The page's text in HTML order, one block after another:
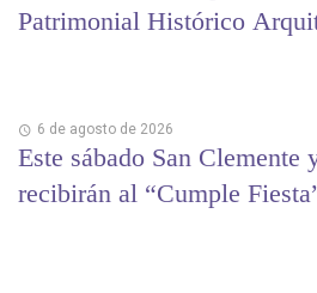
Patrimonial Histórico
6 de agosto de 2026
Este sábado San
recibirán al “Cumple